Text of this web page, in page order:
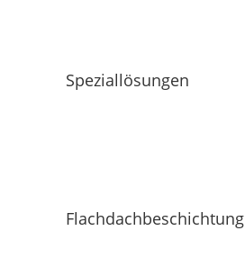
Speziallösungen
Flachdachbeschichtung